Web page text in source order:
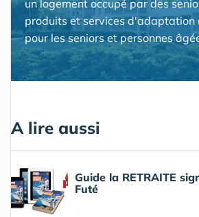
un logement occupé par des
produits et services d'adaptation
pour les seniors et personnes
A lire aussi
Guide la RETRAITE
Futé